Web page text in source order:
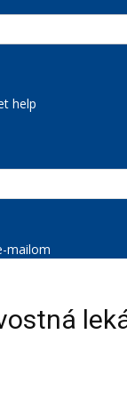
help
mailom